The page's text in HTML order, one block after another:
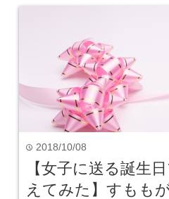
time 2018/10/08
【女子に送る誕生
えてみた】すもも